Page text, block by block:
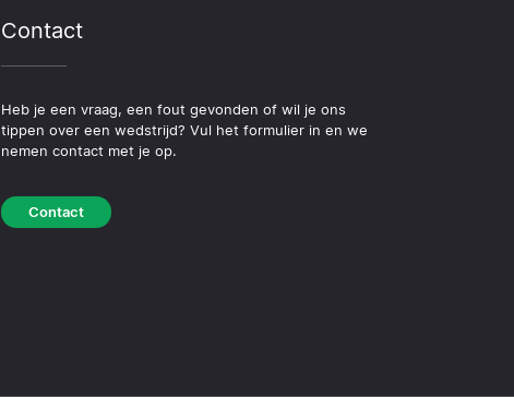
Contact
Heb je een vraag, een fout gevonden of wil je ons
tippen over een wedstrijd? Vul het formulier in en we
nemen contact met je op.
Contact